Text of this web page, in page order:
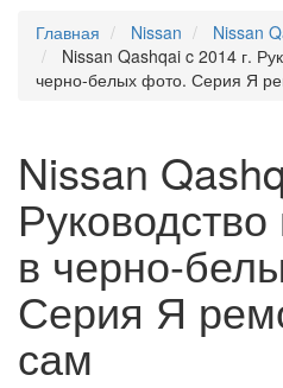
Главная
Nissan
Nissan
Nissan Qashqai c 2014 г.
черно-белых фото. Серия Я
Nissan
в черно-
Серия Я
сам